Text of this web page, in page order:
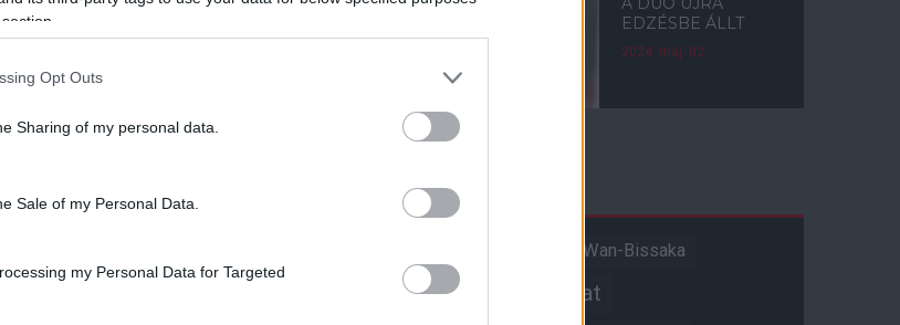
Opt Outs
Sharing of my personal data.
Sale of my Personal Data.
my Personal Data for Targeted
EDZÉSBE ÁLLT
2024. máj. 02.
Aaron Wan-Bissaka
Akadémiai csapat